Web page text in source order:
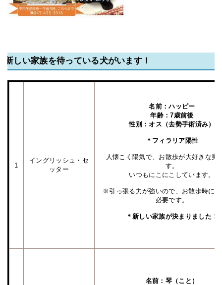
新しい家族を待っている犬がいます！
1
イングリッシュ・セ
ッター
名前：ハッピー
年齢：7歳前後
性別：オス（去勢手術済み）
＊フィラリア陽性
人懐こく陽気で、お散歩が大好きな男
す。
いつもにこにこしています。
※引っ張る力が強いので、お散歩時に
必要です。
＊新しい家族が決まりました！
名前：琴（こと）